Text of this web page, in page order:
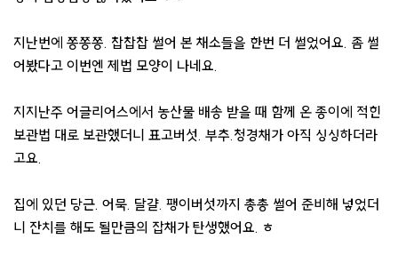
지난번에 쫑쫑쫑. 찹찹찹 썰어 본 채소들을 한번 더 썰었어요. 좀 썰
어봤다고 이번엔 제법 모양이 나네요.
지지난주 어글리어스에서 농산물 배송 받을 때 함께 온 종이에 적힌
보관법 대로 보관했더니 표고버섯. 부추.청경채가 아직 싱싱하더라
고요.
집에 있던 당근. 어묵. 달걀. 팽이버섯까지 총총 썰어 준비해 넣었더
니 잔치를 해도 될만큼의 잡채가 탄생했어요. ㅎ